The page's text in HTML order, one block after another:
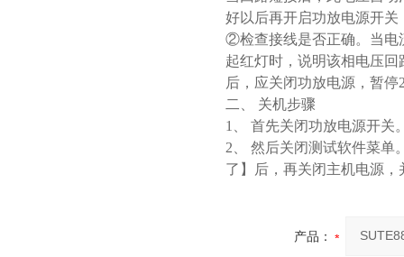
好以后再开启功放电源开
②检查接线是否正确。当电
起红灯时，说明该相电压
后，应关闭功放电源，暂
二、 关机步骤
1、 首先关闭功放电源开关
2、 然后关闭测试软件菜单
了】后，再关闭主机电源
产品：